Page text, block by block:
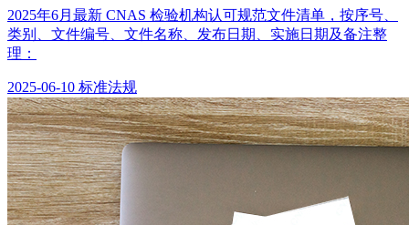
2025年6月最新 CNAS 检验机构认可规范文件清单，按序号、
类别、文件编号、文件名称、发布日期、实施日期及备注整
理：
2025-06-10 标准法规